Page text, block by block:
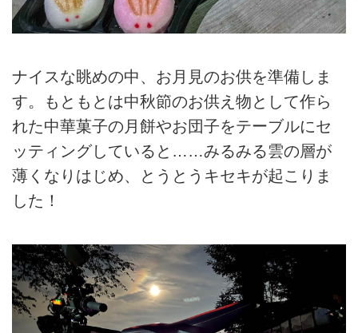
ナイスな眺めの中、お月見のお供を準備しま
す。もともとは中秋節のお供え物として作ら
れた中華菓子の月餅やお団子をテーブルにセ
ッティングしていると……みるみる雲の層が
薄くなりはじめ、とうとうキセキが起こりま
した！